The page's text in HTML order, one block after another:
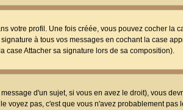
votre profil. Une fois créée, vous pouvez cocher la
à tous vos messages en cochant la case
case Attacher sa signature lors de sa composition).
d'un sujet, si vous en avez le droit), vous
voyez pas, c'est que vous n'avez probablement pas